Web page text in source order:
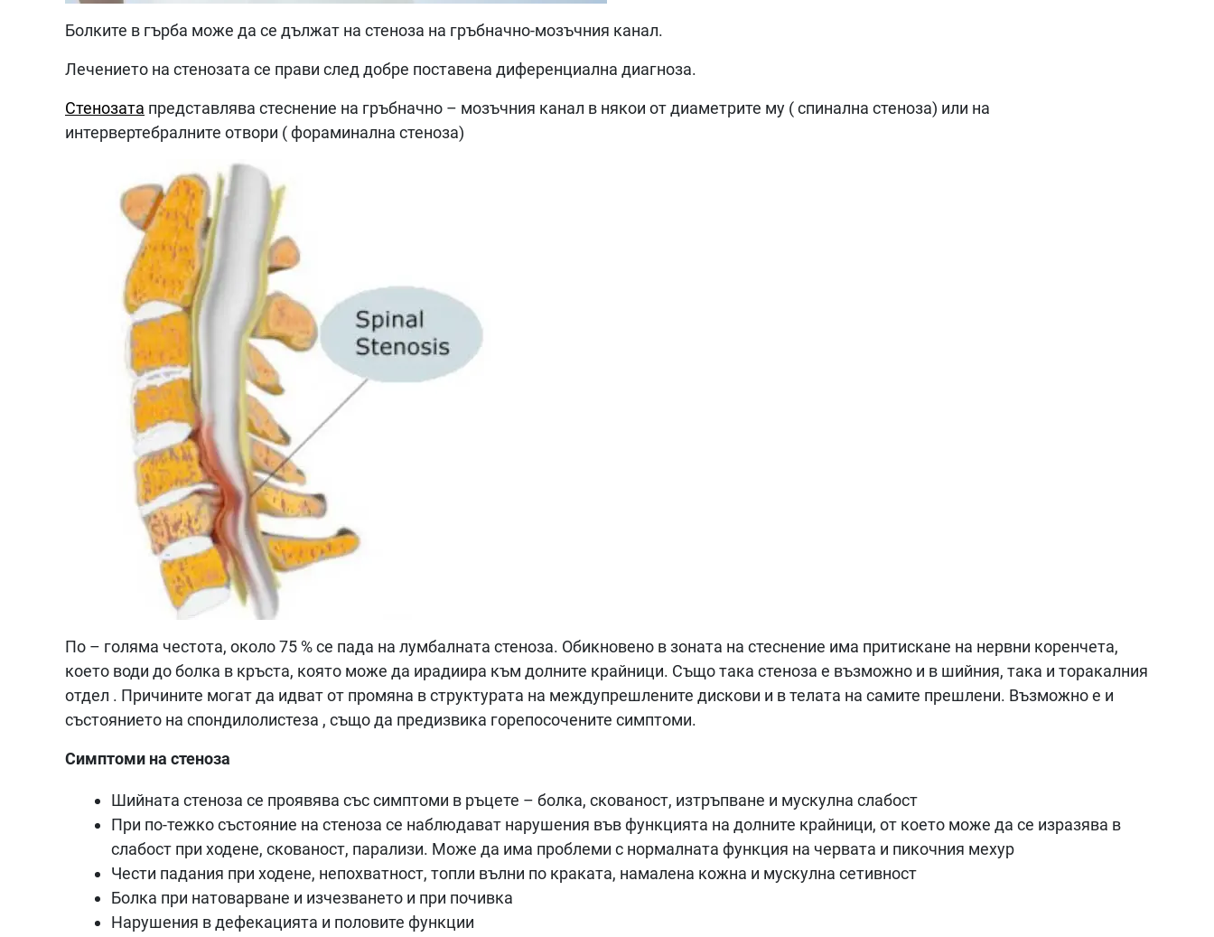
Болките в гърба може да се дължат на стеноза на гръбначно-мозъчния канал.
Лечението на стенозата се прави след добре поставена диференциална диагноза.
Стенозата представлява стеснение на гръбначно – мозъчния канал в някои от диаметрите му ( спинална стеноза) или на
интервертебралните отвори ( фораминална стеноза)
По – голяма честота, около 75 % се пада на лумбалната стеноза. Обикновено в зоната на стеснение има притискане на нервни коренчета,
което води до болка в кръста, която може да ирадиира към долните крайници. Също така стеноза е възможно и в шийния, така и торакалния
отдел . Причините могат да идват от промяна в структурата на междупрешлените дискови и в телата на самите прешлени. Възможно е и
състоянието на спондилолистеза , също да предизвика горепосочените симптоми.
Симптоми на стеноза
Шийната стеноза се проявява със симптоми в ръцете – болка, скованост, изтръпване и мускулна слабост
При по-тежко състояние на стеноза се наблюдават нарушения във функцията на долните крайници, от което може да се изразява в
слабост при ходене, скованост, парализи. Може да има проблеми с нормалната функция на червата и пикочния мехур
Чести падания при ходене, непохватност, топли вълни по краката, намалена кожна и мускулна сетивност
Болка при натоварване и изчезването и при почивка
Нарушения в дефекацията и половите функции